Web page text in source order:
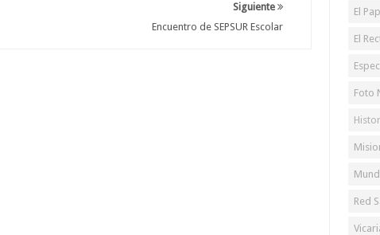
Siguiente
Encuentro de SEPSUR Escolar
El
El
Foto
Red